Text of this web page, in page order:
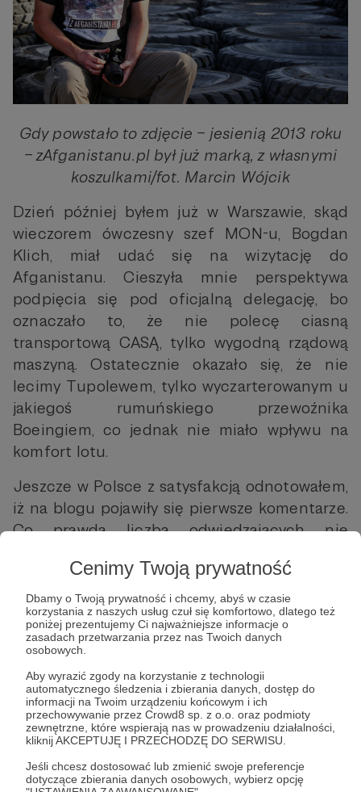
Cenimy Twoją prywatność
Dbamy o Twoją prywatność i chcemy, abyś w czasie
korzystania z naszych usług czuł się komfortowo, dlatego też
poniżej prezentujemy Ci najważniejsze informacje o
zasadach przetwarzania przez nas Twoich danych
osobowych.
Aby wyrazić zgody na korzystanie z technologii
automatycznego śledzenia i zbierania danych, dostęp do
informacji na Twoim urządzeniu końcowym i ich
przechowywanie przez Crowd8 sp. z o.o. oraz podmioty
zewnętrzne, które wspierają nas w prowadzeniu działalności,
kliknij AKCEPTUJĘ I PRZECHODZĘ DO SERWISU.
Jeśli chcesz dostosować lub zmienić swoje preferencje
dotyczące zbierania danych osobowych, wybierz opcję
Gdy powstało to zdjęcie – jesienią 2013 roku
– zAfganistanu.pl był już marką, z własnymi
koszulkami/fot. Marcin Wójcik
Dzień później byłem już w Warszawie, skąd
wieczorem ówczesny szef MON-u, Bogdan
Klich, miał udać się na wizytację do
Afganistanu. Cieszyła mnie perspektywa
podpięcia się pod oficjalną delegację, bo
oznaczało to, że nie polecę ciasną
transportową CASĄ, tylko wygodną rządową
maszyną. Ostatecznie okazało się, że nie
lecimy Tupolewem, tylko wyczarterowanym u
jakiegoś rumuńskiego przewoźnika
Boeingiem, co jednak nie miało wpływu na
komfort lotu.
Jeszcze w Polsce z satysfakcją odnotowałem,
iż na blogu pojawiły się pierwsze komentarze.
Co prawda liczba odwiedzających nie
ich jedenastu, drugiego pięćdziesięciu – ale,
jak sobie tłumaczyłem, „od czegoś przecież
trzeba zacząć”. I z tą myślą wsiadłem do
samolotu.
Kilkanaście godzin później – gdy czekaliśmy
w Kabulu na przylot śmigieł, które miały nas
zabrać do Ghazni – przyszło pierwsze
rozczarowanie. Mechanizm wrzucania wpisów
via komórka przestał działać. Mniejsza o
szczegóły techniczne – nie po raz pierwszy